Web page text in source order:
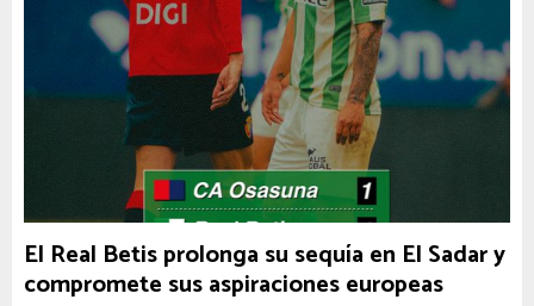
El Real Betis prolonga su sequía en El Sadar y
compromete sus aspiraciones europeas